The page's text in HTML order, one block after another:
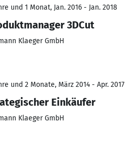
und 1 Monat, Jan. 2016 - Jan. 2018
3DCut
Klaeger GmbH
und 2 Monate, März 2014 - Apr. 2017
Einkäufer
Klaeger GmbH